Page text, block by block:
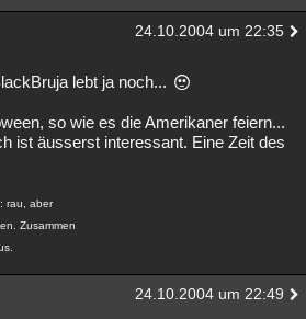
24.10.2004 um 22:35
lebt ja noch...
so wie es die Amerikaner feiern...
ist äusserst interessant. Eine Zeit des
rau, aber
Zusammen
24.10.2004 um 22:49